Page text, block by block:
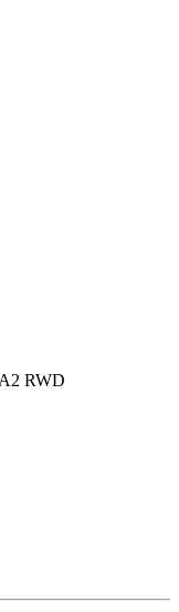
RWD